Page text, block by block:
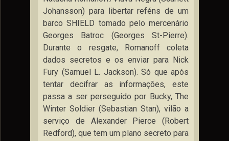
Johansson) para libertar reféns de um
barco SHIELD tomado pelo mercenário
Georges Batroc (Georges St-Pierre).
Durante o resgate, Romanoff coleta
dados secretos e os enviar para Nick
Fury (Samuel L. Jackson). Só que após
tentar decifrar as informações, este
passa a ser perseguido por Bucky, The
Winter Soldier (Sebastian Stan), vilão a
serviço de Alexander Pierce (Robert
Redford), que tem um plano secreto para